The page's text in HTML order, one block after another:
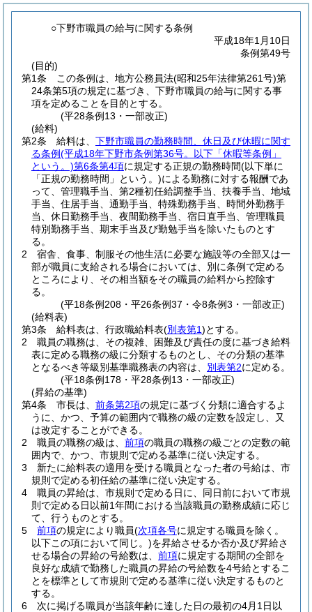
○下野市職員の給与に関する条例
平成18年1月10日
条例第49号
(目的)
第1条
この条例は、地方公務員法(昭和25年法律第261号)第
24条第5項の規定に基づき、下野市職員の給与に関する事
項を定めることを目的とする。
(平28条例13・一部改正)
(給料)
第2条
給料は、 下野市職員の勤務時間、休日及び休暇に関す
る条例(平成18年下野市条例第36号。以下「休暇等条例」
という。)第6条第4項に規定する正規の勤務時間(以下単に
「正規の勤務時間」という。)による勤務に対する報酬であ
って、管理職手当、第2種初任給調整手当、扶養手当、地域
手当、住居手当、通勤手当、特殊勤務手当、時間外勤務手
当、休日勤務手当、夜間勤務手当、宿日直手当、管理職員
特別勤務手当、期末手当及び勤勉手当を除いたものとす
る。
2
宿舎、食事、制服その他生活に必要な施設等の全部又は一
部が職員に支給される場合においては、別に条例で定める
ところにより、その相当額をその職員の給料から控除す
る。
(平18条例208・平26条例37・令8条例3・一部改正)
(給料表)
第3条
給料表は、行政職給料表(別表第1)とする。
2
職員の職務は、その複雑、困難及び責任の度に基づき給料
表に定める職務の級に分類するものとし、その分類の基準
となるべき等級別基準職務表の内容は、 別表第2に定める。
(平18条例178・平28条例13・一部改正)
(昇給の基準)
第4条
市長は、 前条第2項の規定に基づく分類に適合するよ
うに、かつ、予算の範囲内で職務の級の定数を設定し、又
は改定することができる。
2
職員の職務の級は、 前項の職員の職務の級ごとの定数の範
囲内で、かつ、市規則で定める基準に従い決定する。
3
新たに給料表の適用を受ける職員となった者の号給は、市
規則で定める初任給の基準に従い決定する。
4
職員の昇給は、市規則で定める日に、同日前において市規
則で定める日以前1年間における当該職員の勤務成績に応じ
て、行うものとする。
5
前項の規定により職員(次項各号に規定する職員を除く。
以下この項において同じ。)を昇給させるか否か及び昇給さ
せる場合の昇給の号給数は、 前項に規定する期間の全部を
良好な成績で勤務した職員の昇給の号給数を4号給とするこ
とを標準として市規則で定める基準に従い決定するものと
する。
6
次に掲げる職員が当該年齢に達した日の最初の4月1日以